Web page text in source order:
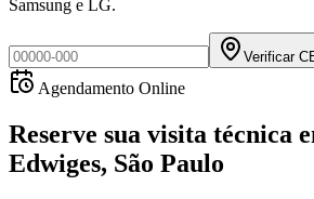
Samsung e LG.
Verificar
Agendamento Online
Reserve sua visita técnica
Edwiges, São Paulo